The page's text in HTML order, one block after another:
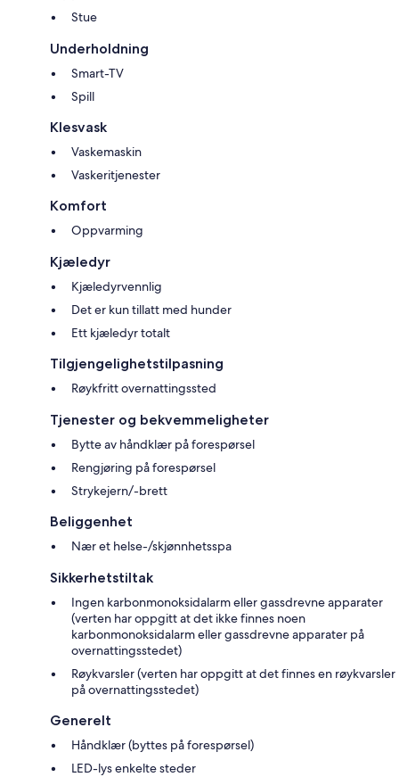
Stue
Underholdning
Smart-TV
Spill
Klesvask
Vaskemaskin
Vaskeritjenester
Komfort
Oppvarming
Kjæledyr
Kjæledyrvennlig
Det er kun tillatt med hunder
Ett kjæledyr totalt
Tilgjengelighetstilpasning
Røykfritt overnattingssted
Tjenester og bekvemmeligheter
Bytte av håndklær på forespørsel
Rengjøring på forespørsel
Strykejern/-brett
Beliggenhet
Nær et helse-/skjønnhetsspa
Sikkerhetstiltak
Ingen karbonmonoksidalarm eller gassdrevne apparater
(verten har oppgitt at det ikke finnes noen
karbonmonoksidalarm eller gassdrevne apparater på
overnattingsstedet)
Røykvarsler (verten har oppgitt at det finnes en røykvarsler
på overnattingsstedet)
Generelt
Håndklær (byttes på forespørsel)
LED-lys enkelte steder